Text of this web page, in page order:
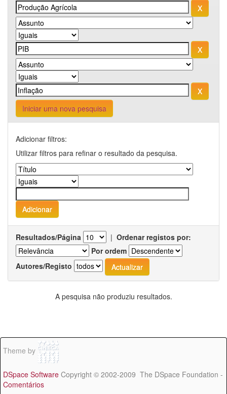
Iniciar uma nova pesquisa
Adicionar filtros:
Utilizar filtros para refinar o resultado da pesquisa.
Resultados/Página | Ordenar registos por:
Por ordem
Autores/Registo
A pesquisa não produziu resultados.
Theme by
DSpace Software Copyright © 2002-2009 The DSpace Foundation -
Comentários